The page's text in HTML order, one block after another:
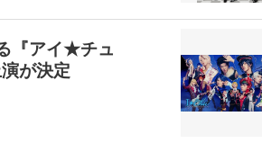
『アイ★チュ
が決定